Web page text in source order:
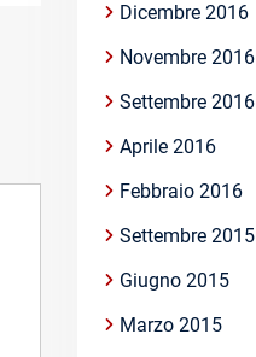
Dicembre 2016
Novembre 2016
Settembre 2016
Aprile 2016
Febbraio 2016
Settembre 2015
Giugno 2015
Marzo 2015